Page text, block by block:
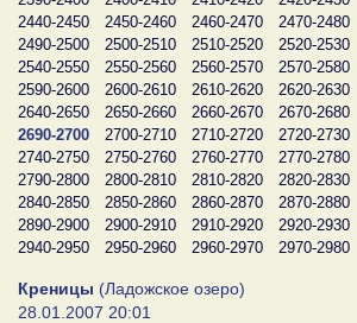
2440-2450
2450-2460 2460-2470 2470-2480
2490-2500
2500-2510 2510-2520 2520-2530
2540-2550
2550-2560 2560-2570 2570-2580
2590-2600
2600-2610 2610-2620 2620-2630
2640-2650
2650-2660 2660-2670 2670-2680
2690-2700
2700-2710 2710-2720 2720-2730
2740-2750
2750-2760 2760-2770 2770-2780
2790-2800
2800-2810 2810-2820 2820-2830
2840-2850
2850-2860 2860-2870 2870-2880
2890-2900
2900-2910 2910-2920 2920-2930
2940-2950
2950-2960 2960-2970 2970-2980
Креницы (Ладожское озеро)
28.01.2007 20:01